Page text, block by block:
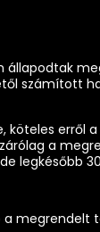
számított
erről
a
legkésőbb
a